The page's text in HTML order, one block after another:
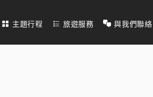
主題行程 旅遊服務 與我們聯絡